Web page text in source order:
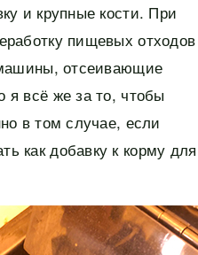
и крупные кости. При
пищевых отходов
отсеивающие
я всё же за то, чтобы
в том случае, если
как добавку к корму для